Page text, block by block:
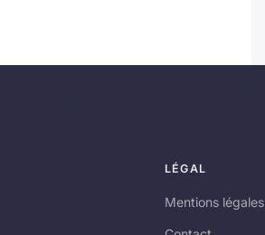
LÉGAL
Mentions légales